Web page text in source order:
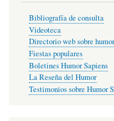
Bibliografía de consulta
Videoteca
Directorio web sobre humor
Fiestas populares
Boletines Humor Sapiens
La Reseña del Humor
Testimonios sobre Humor